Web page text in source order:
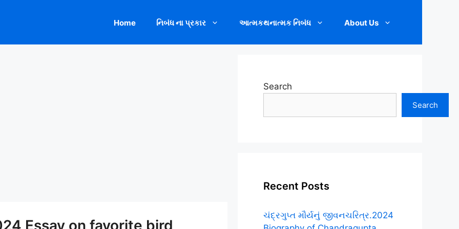
Home નિબંધ ના પ્રકાર આત્મકથનાત્મક નિબંધ About Us
Essay on favorite bird
Search
Search
Recent Posts
ચંદ્રગુપ્ત મૌર્યનું જીવનચરિત્ર.2024